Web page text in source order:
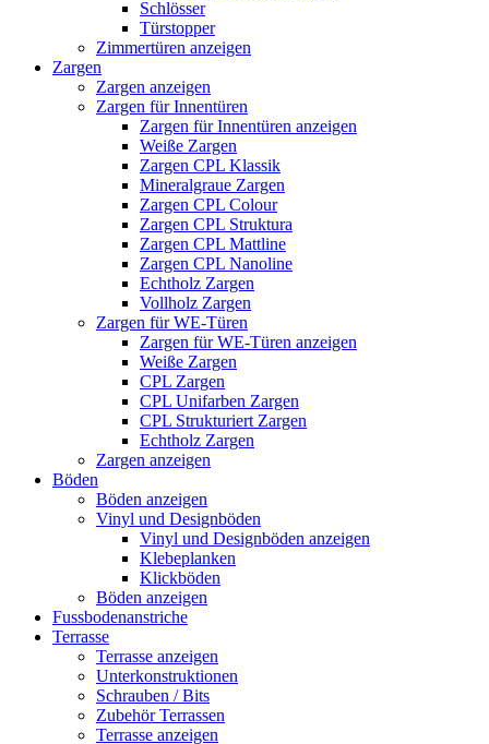
Schlösser
Türstopper
Zimmertüren anzeigen
Zargen
Zargen anzeigen
Zargen für Innentüren
Zargen für Innentüren anzeigen
Weiße Zargen
Zargen CPL Klassik
Mineralgraue Zargen
Zargen CPL Colour
Zargen CPL Struktura
Zargen CPL Mattline
Zargen CPL Nanoline
Echtholz Zargen
Vollholz Zargen
Zargen für WE-Türen
Zargen für WE-Türen anzeigen
Weiße Zargen
CPL Zargen
CPL Unifarben Zargen
CPL Strukturiert Zargen
Echtholz Zargen
Zargen anzeigen
Böden
Böden anzeigen
Vinyl und Designböden
Vinyl und Designböden anzeigen
Klebeplanken
Klickböden
Böden anzeigen
Fussbodenanstriche
Terrasse
Terrasse anzeigen
Unterkonstruktionen
Schrauben / Bits
Zubehör Terrassen
Terrasse anzeigen